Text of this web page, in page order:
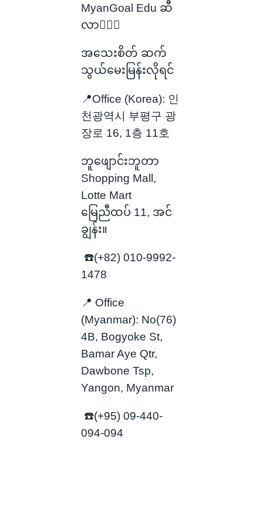
MyanGoal Edu ဆီ
လာ🙋🏻‍♂️
အသေးစိတ် ဆက်
သွယ်မေးမြန်းလိုရင်
📍Office (Korea): 인
천광역시 부평구 광
장로 16, 1층 11호
ဘူဖျောင်းဘူတာ
Shopping Mall,
Lotte Mart
မြေညီထပ် 11, အင်
ချွန်း။
☎️(+82) 010-9992-
1478
📍 Office
(Myanmar): No(76)
4B, Bogyoke St,
Bamar Aye Qtr,
Dawbone Tsp,
Yangon, Myanmar
☎️(+95) 09-440-
094-094